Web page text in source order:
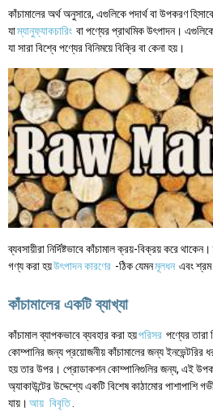
কাঁচামালের অর্থ অনুসারে, এগুলিকে পদার্থ বা উপকরণ
যাম্যানুফ্যাকচারিং বা পণ্যের প্রাথমিক উৎপাদন।
যা সারা বিশ্বে পণ্যের বিনিময়ে বিক্রি বা কেনা হয়।
ব্যবসায়ীরা নির্দিষ্টভাবে কাঁচামাল ক্রয়-বিক্রয় করে থাকেন।
গণ্য করা হয়উৎপাদন কারণের -ঠিক যেমনমূলধন এবং
কাঁচামালের একটি ব্যাখ্যা
কাঁচামাল ব্যাপকভাবে ব্যবহার করা হয়পরিসর পণ্যের
কোম্পানির জন্য প্রয়োজনীয় কাঁচামালের জন্য ইনভেন্টরির
হয় তার উপর। প্রোডাকশন কোম্পানিগুলির জন্য, এই
অ্যাকাউন্টের উদ্দেশ্যে একটি বিশেষ কাঠামোর পাশাপাশি
যায়। আয় বিবৃতি